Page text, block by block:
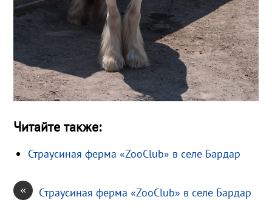
Читайте также:
Страусиная ферма «ZooClub» в селе Бардар
« Страусиная ферма «ZooClub» в селе Бардар